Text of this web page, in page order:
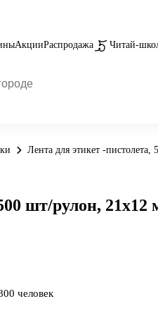
АкцииРаспродажа Читай-
Лента для этикет -
шт/рулон,
человек